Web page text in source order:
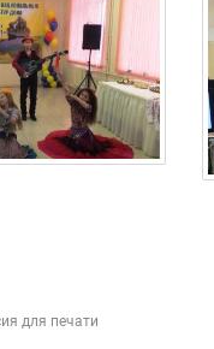
для печати